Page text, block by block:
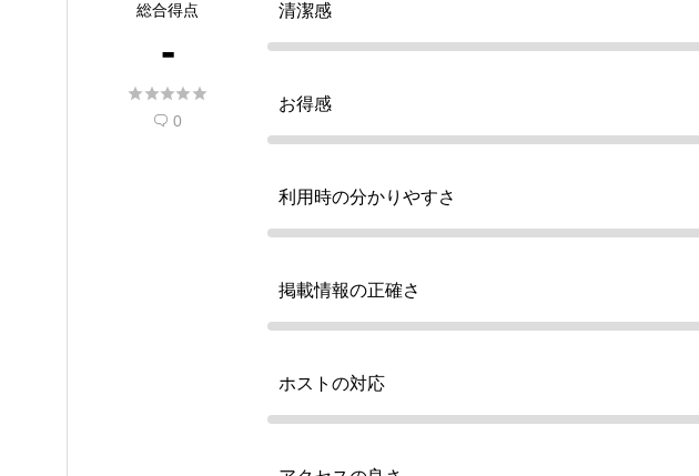
総合得点
-

 0
清潔感
お得感
利用時の分かりやすさ
掲載情報の正確さ
ホストの対応